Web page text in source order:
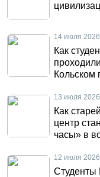
14 июля
Как
Кольском
13 июля
Как
центр
часы» в
12 июля
Студенты